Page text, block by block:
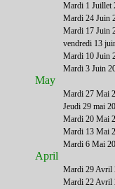
Mardi 1 Juillet
Mardi 24 Juin
Mardi 17 Juin
vendredi 13
Mardi 10 Juin
Mardi 3 Juin
May
Mardi 27 Mai
Jeudi 29 mai
Mardi 20 Mai
Mardi 13 Mai
Mardi 6 Mai
April
Mardi 29 Avril
Mardi 22 Avril